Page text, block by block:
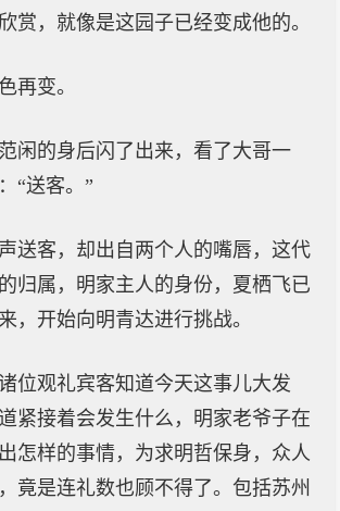
赏，就像是这园子已经变成他的。
再变。
闲的身后闪了出来，看了大哥一
“送客。”
送客，却出自两个人的嘴唇，这代
归属，明家主人的身份，夏栖飞已
，开始向明青达进行挑战。
位观礼宾客知道今天这事儿大发
紧接着会发生什么，明家老爷子在
怎样的事情，为求明哲保身，众人
竟是连礼数也顾不得了。包括苏州